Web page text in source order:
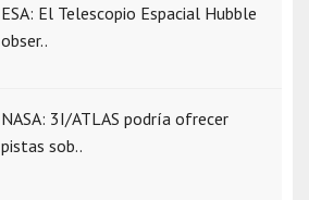
ESA: El Telescopio Espacial Hubble
obser..
NASA: 3I/ATLAS podría ofrecer
pistas sob..